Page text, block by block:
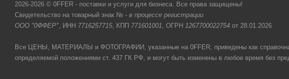
2026-2026 © 0FFER - поставки и услуги для бизнеса. Все права защищены!
Свидетельство на товарный знак № - в процессе регистрации
ООО "0ФФЕР", ИНН 7716257715, КПП 771601001, ОГРН 1267700022754 от 28.01.2026
Все ЦЕНЫ, МАТЕРИАЛЫ и ФОТОГРАФИИ, указанные на 0FFER, приведены как
определяемой положениями ст. 437 ГК РФ, и могут быть изменены в любое время без